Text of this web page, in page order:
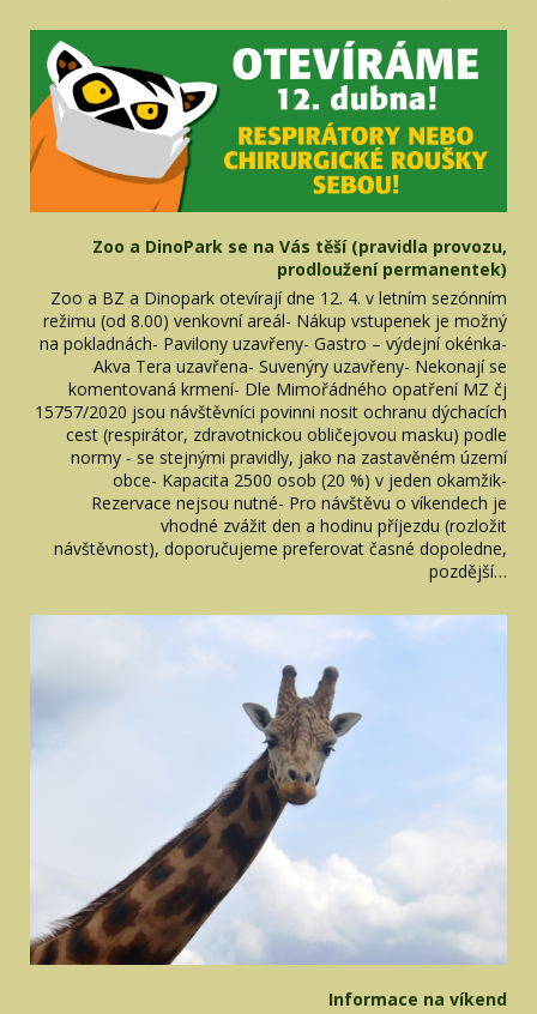
Zoo a DinoPark se na Vás těší (pravidla provozu,
prodloužení permanentek)
Zoo a BZ a Dinopark otevírají dne 12. 4. v letním sezónním
režimu (od 8.00) venkovní areál- Nákup vstupenek je možný
na pokladnách- Pavilony uzavřeny- Gastro – výdejní okénka-
Akva Tera uzavřena- Suvenýry uzavřeny- Nekonají se
komentovaná krmení- Dle Mimořádného opatření MZ čj
15757/2020 jsou návštěvníci povinni nosit ochranu dýchacích
cest (respirátor, zdravotnickou obličejovou masku) podle
normy - se stejnými pravidly, jako na zastavěném území
obce- Kapacita 2500 osob (20 %) v jeden okamžik-
Rezervace nejsou nutné- Pro návštěvu o víkendech je
vhodné zvážit den a hodinu příjezdu (rozložit
návštěvnost), doporučujeme preferovat časné dopoledne,
pozdější…
Informace na víkend